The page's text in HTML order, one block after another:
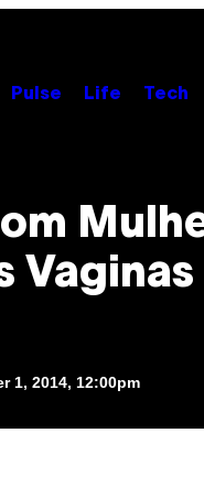
Pulse Life Tech
Vaginas
1, 2014, 12:00pm